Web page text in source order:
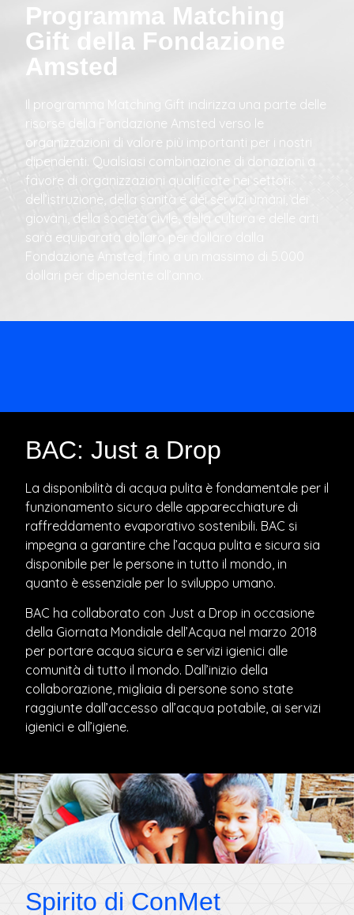
Programma Matching
Gift della Fondazione
Amsted
Il programma Matching Gift indirizza una parte delle
risorse della Fondazione Amsted verso le
organizzazioni di valore più importanti per i nostri
dipendenti. Qualsiasi combinazione di donazioni a
favore di organizzazioni qualificate nei settori
dell’istruzione, della sanità e dei servizi umani, dei
giovani, della società civile, della cultura e delle arti
sarà equiparata dollaro per dollaro dalla
Fondazione Amsted, fino a un massimo di 5.000
dollari per dipendente all’anno.
BAC: Just a Drop
La disponibilità di acqua pulita è fondamentale per il
funzionamento sicuro delle apparecchiature di
raffreddamento evaporativo sostenibili. BAC si
impegna a garantire che l’acqua pulita e sicura sia
disponibile per le persone in tutto il mondo, in
quanto è essenziale per lo sviluppo umano.
BAC ha collaborato con Just a Drop in occasione
della Giornata Mondiale dell’Acqua nel marzo 2018
per portare acqua sicura e servizi igienici alle
comunità di tutto il mondo. Dall’inizio della
collaborazione, migliaia di persone sono state
raggiunte dall’accesso all’acqua potabile, ai servizi
igienici e all’igiene.
Spirito di ConMet